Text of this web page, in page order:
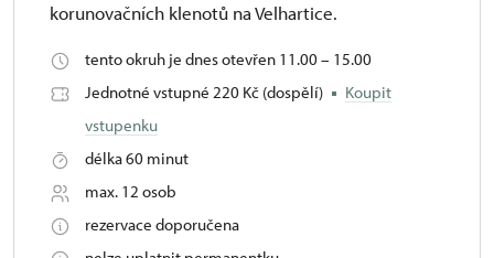
korunovačních klenotů na Velhartice.
tento okruh je dnes otevřen 11.00 – 15.00
Jednotné vstupné 220 Kč (dospělí)
Koupit
vstupenku
délka 60 minut
max. 12 osob
rezervace doporučena